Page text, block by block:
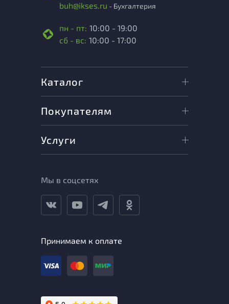
buh@ikses.ru - Бухгалтерия
пн - пт: 10:00 - 19:00
сб - вс: 10:00 - 17:00
Каталог
Покупателям
Услуги
Мы в соцсетях
Принимаем к оплате